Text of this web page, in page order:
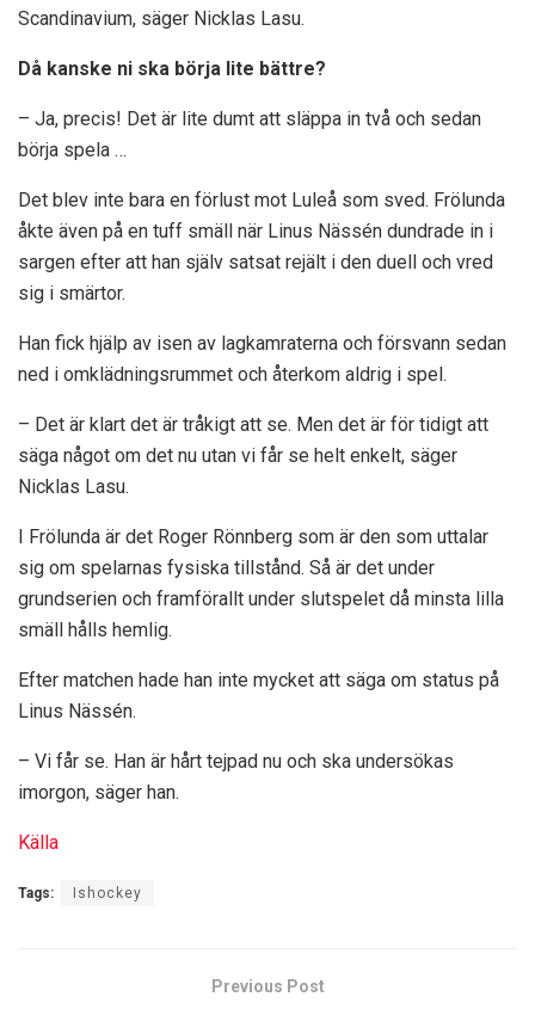
Scandinavium, säger Nicklas Lasu.
Då kanske ni ska börja lite bättre?
– Ja, precis! Det är lite dumt att släppa in två och sedan
börja spela …
Det blev inte bara en förlust mot Luleå som sved. Frölunda
åkte även på en tuff smäll när Linus Nässén dundrade in i
sargen efter att han själv satsat rejält i den duell och vred
sig i smärtor.
Han fick hjälp av isen av lagkamraterna och försvann sedan
ned i omklädningsrummet och återkom aldrig i spel.
– Det är klart det är tråkigt att se. Men det är för tidigt att
säga något om det nu utan vi får se helt enkelt, säger
Nicklas Lasu.
I Frölunda är det Roger Rönnberg som är den som uttalar
sig om spelarnas fysiska tillstånd. Så är det under
grundserien och framförallt under slutspelet då minsta lilla
smäll hålls hemlig.
Efter matchen hade han inte mycket att säga om status på
Linus Nässén.
– Vi får se. Han är hårt tejpad nu och ska undersökas
imorgon, säger han.
Källa
Tags: Ishockey
Previous Post